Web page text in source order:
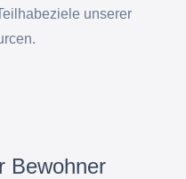
unserer
Bewohner